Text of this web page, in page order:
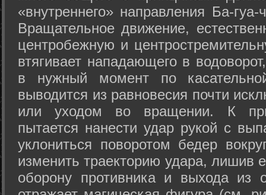
«внутреннего» направления Ба-
Вращательное движение,
центробежную и
втягивает нападающего в
в нужный момент по
выводится из равновесия почти
или уходом во вращении. К
пытается нанести удар рукой с
уклониться поворотом бедер
изменить траекторию удара, лишив
оборону противника и выхода из